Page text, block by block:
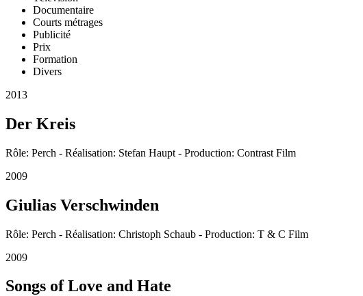
Documentaire
Courts métrages
Publicité
Prix
Formation
Divers
2013
Der Kreis
Rôle: Perch - Réalisation: Stefan Haupt - Production: Contrast Film
2009
Giulias Verschwinden
Rôle: Perch - Réalisation: Christoph Schaub - Production: T & C Film
2009
Songs of Love and Hate